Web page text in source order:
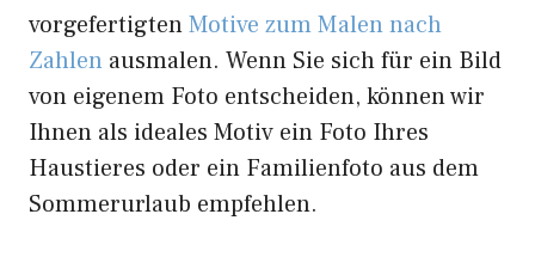
vorgefertigtenMotive zum Malen nach
Zahlen ausmalen. Wenn Sie sich für ein Bild
von eigenem Foto entscheiden, können wir
Ihnen als ideales Motiv ein Foto Ihres
Haustieres oder ein Familienfoto aus dem
Sommerurlaub empfehlen.